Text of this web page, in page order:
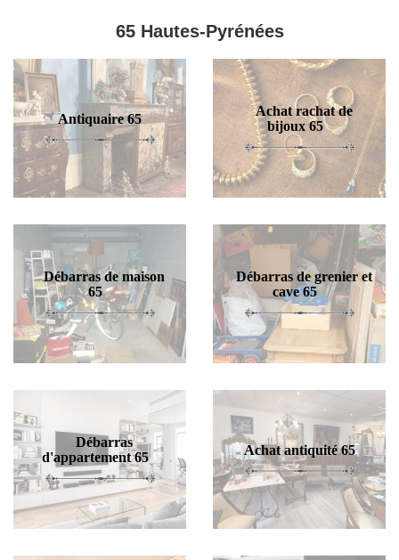
65 Hautes-Pyrénées
Antiquaire 65
Achat rachat de
bijoux 65
Débarras de maison
65
Débarras de grenier et
cave 65
Débarras
d'appartement 65
Achat antiquité 65